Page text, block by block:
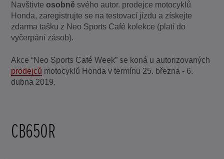
Navštivteosobně svého autor. prodejce motocyklů
Honda, zaregistrujte se na testovací jízdu a získejte
zdarma tašku z Neo Sports Café kolekce (platí do
vyčerpání zásob).
Akce “Neo Sports Café Week” se koná u autorizovaných
prodejců motocyklů Honda v termínu 25. března - 6.
dubna 2019.
CB650R